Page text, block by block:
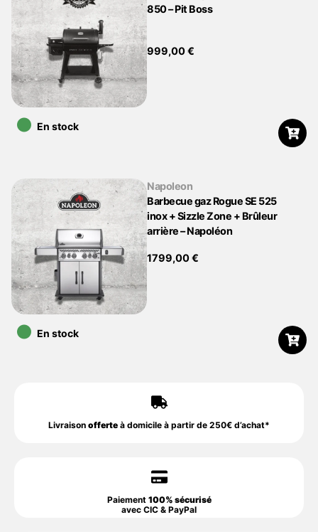
850 – Pit Boss
999,00€
•En stock
Napoleon
Barbecue gaz Rogue SE 525
inox + Sizzle Zone + Brûleur
arrière – Napoléon
1799,00€
•En stock
Livraison offerte à domicile à partir de 250€ d’achat*
Paiement 100% sécurisé
avec CIC & PayPal